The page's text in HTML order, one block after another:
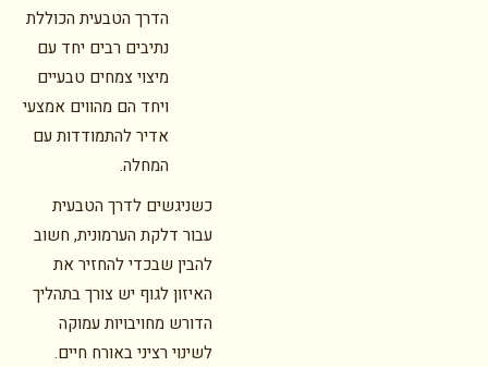
הדרך הטבעית הכוללת
נתיבים רבים יחד עם
מיצוי צמחים טבעיים
ויחד הם מהווים אמצעי
אדיר להתמודדות עם
המחלה.
כשניגשים לדרך הטבעית
עבור דלקת הערמונית, חשוב
להבין שבכדי להחזיר את
האיזון לגוף יש צורך בתהליך
הדורש מחויבויות עמוקה
לשינוי רציני באורח חיים.